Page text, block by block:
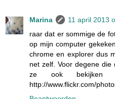
Marina
11 april 2013
raar dat er sommige de
op mijn computer
chrome en explorer dus
net zelf. Voor degene
ze ook bekijken
http://www.flickr.com/